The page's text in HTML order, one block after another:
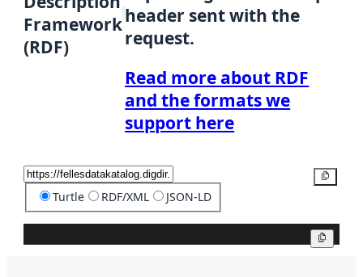
Framework
(RDF)
header sent with the
request.
Read more about RDF
and the formats we
support here
Turtle RDF/XML JSON-LD